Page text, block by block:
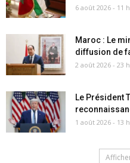
6 août 2026 - 11
Maroc : Le
diffusion de
2 août 2026 - 23
Le Président
1 août 2026 - 13